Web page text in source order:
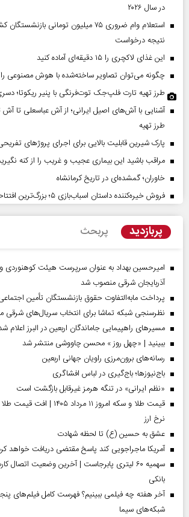
در سال ۲۰۲۶
استعلام وام ضروری ۷۵ میلیون تومانی
نتیجه درخواست
این غذای لاکچری را ۱۵ دقیقه‌ای آماده کنید
چگونه می‌توان تصاویر ساخته‌شده با هوش مصنوعی
طرز تهیه تارت فلپ‌جک توت‌فرنگی با پنیر ریکوتا؛
آشنایی با آش‌های اصیل ایرانی؛ از آش عباسعلی تا
طرز تهیه
پارک شیرین قابلیت‌ بالایی برای اجرای پروژهای
مراقب باشید این بیماری عجیب و غریب را از کنه
خاوران؛ گمشده‌ای در تاریخ کرمانشاه
فروش خیره‌کننده داستان اسباب‌بازی ۵؛ بزرگ‌ترین افتتاحیه سال برای پیکسار
پربازدید پربحث
امیرحسین بهداد به عنوان سرپرست هیئت
آذربایجان شرقی منصوب شد
پرداخت مابه‌التفاوت حقوق بازنشستگان تأمین
نظرسنجی شبکه تماشا برای انتخاب سریال‌های شرقی
مسیر‌های راهپیمایی جاماندگان اربعین در البرز اعلام
ببینید | «چهل روز » محسن چاووشی منتشر شد
رسانه‌های برون‌مرزی راویان جهانی اربعین
باج‌نیوزها؛ باج‌گیری در لباس افشاگری
«نظم ایرانی» در تنگه هرمز غیرقابل بازگشت است
قیمت طلا و سکه امروز ۱۱
نرخ ارز
عشق به حسین (ع) تا لحظه شهادت
آمریکا ماجراجویی کند پاسخ مقتضی دریافت خواهد
سهمیه ۶۰ لیتری پابرجاست | آخرین وضعیت
بانکی
آخر هفته چه فیلمی ببینیم؟ فهرست کامل فیلم‌های
شبکه‌های سیما